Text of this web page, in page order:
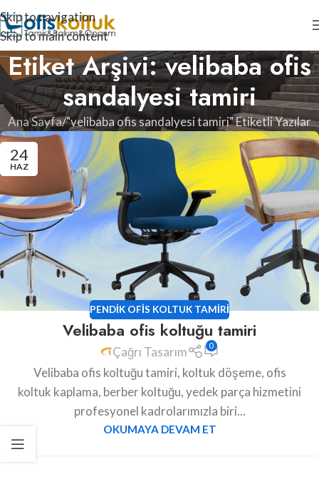
Skip to navigation
Skip to main content
Etiket Arşivi: velibaba ofis
sandalyesi tamiri
Ana Sayfa "velibaba ofis sandalyesi tamiri" Etiketli Yazılar
24
HAZ
PENDIK OFIS KOLTUK TAMIRI
Velibaba ofis koltuğu tamiri
Çağrı Tasarım 0
Velibaba ofis koltuğu tamiri, koltuk döşeme, ofis
koltuk kaplama, berber koltuğu, yedek parça hizmetini
profesyonel kadrolarımızla biri...
OKUMAYA DEVAM ET